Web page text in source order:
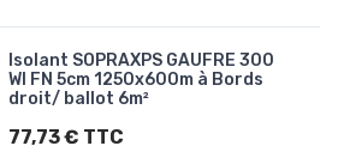
Isolant SOPRAXPS GAUFRE 300
WI FN 5cm 1250x600m à Bords
droit/ ballot 6m²
77,73 € TTC